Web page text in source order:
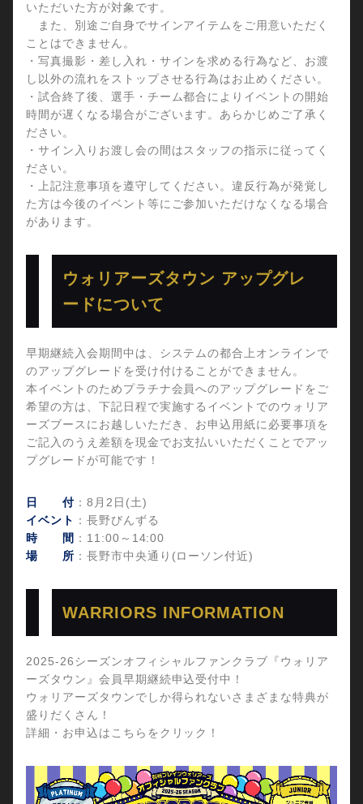
いただいた方が対象です。
また、別途ご自身でサインアイテムをご用意いただく
ことはできません。
・写真撮影・差し入れ・サインを求める行為など、お渡
し以外の流れをストップさせる行為はお止めください。
・試合終了後、選手・チーム都合によりイベントの開始
時間が遅くなる場合がございます。あらかじめご了承く
ださい。
・サイン入りお渡し会の間はスタッフの指示に従ってく
ださい。
・上記注意事項を遵守してください。違反行為が発覚し
た方は今後のイベント等にご参加いただけなくなる場合
があります。
ウォリアーズタウン アップグレ
ードについて
早期継続入会期間中は、システムの都合上オンラインで
のアップグレードを受け付けることができません。
本イベントのためプラチナ会員へのアップグレードをご
希望の方は、下記日程で実施するイベントでのウォリア
ーズブースにお越しいただき、お申込用紙に必要事項を
ご記入のうえ差額を現金でお支払いいただくことでアッ
プグレードが可能です！
日 付：8月2日(土)
イベント ：長野びんずる
時 間 ：11:00～14:00
場 所 ：長野市中央通り(ローソン付近)
WARRIORS INFORMATION
2025-26シーズンオフィシャルファンクラブ『ウォリア
ーズタウン』会員早期継続申込受付中！
ウォリアーズタウンでしか得られないさまざまな特典が
盛りだくさん！
詳細・お申込はこちらをクリック！